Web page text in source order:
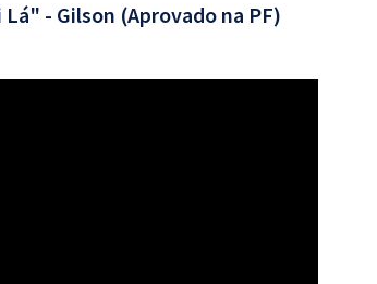
- Gilson (Aprovado na PF)